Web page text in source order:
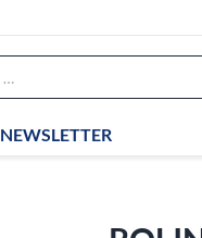
NEWSLETTER